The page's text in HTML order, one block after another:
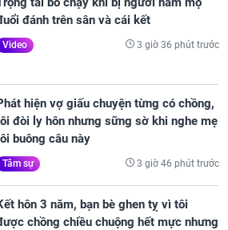
đánh trên sân và cái kết
Video 3 giờ 36 phút trước
hiện vợ giấu chuyện từng có chồng,
đòi ly hôn nhưng sững sờ khi nghe mẹ
buông câu này
Tâm sự 3 giờ 46 phút trước
hôn 3 năm, bạn bè ghen tỵ vì tôi
chồng chiều chuộng hết mực nhưng